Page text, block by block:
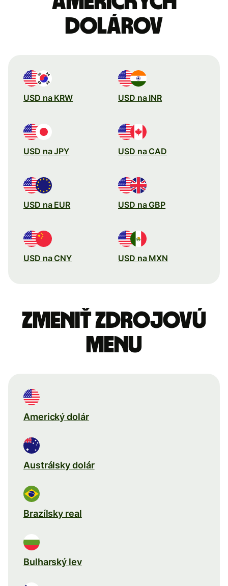
dolárov
USD na KRW USD na INR
USD na JPY USD na CAD
USD na EUR USD na GBP
USD na CNY USD na MXN
Zmeniť zdrojovú
menu
Americký dolár
Austrálsky dolár
Brazílsky real
Bulharský lev